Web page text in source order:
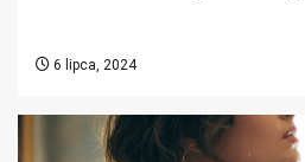
6 lipca, 2024